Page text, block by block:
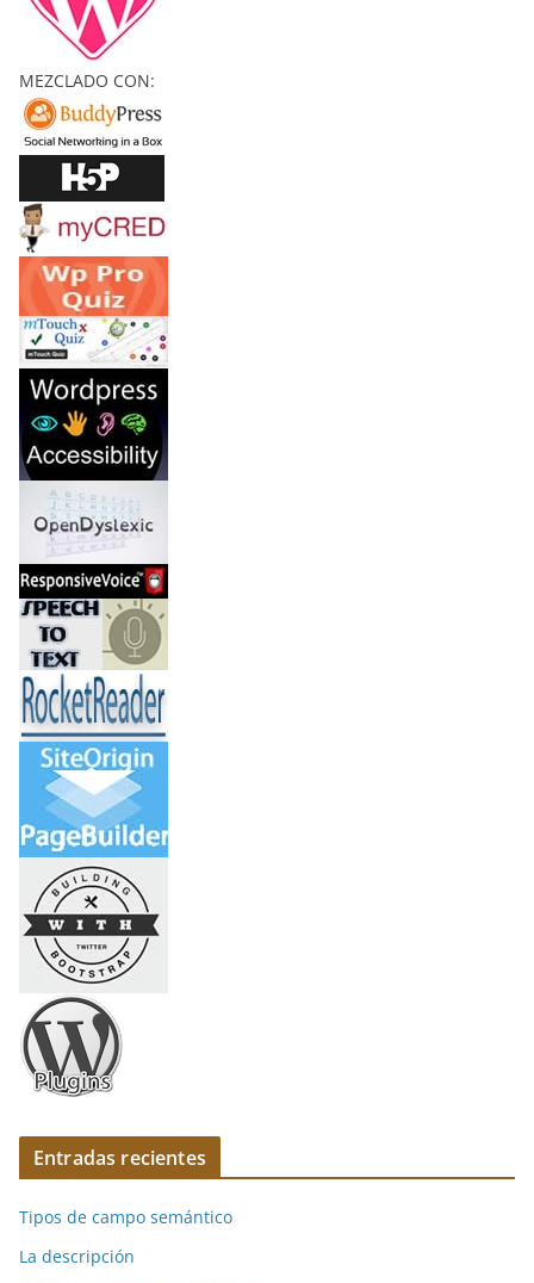
Y
C
O
J
U
S
MEZCLADO CON:
Entradas recientes
Tipos de campo semántico
La descripción